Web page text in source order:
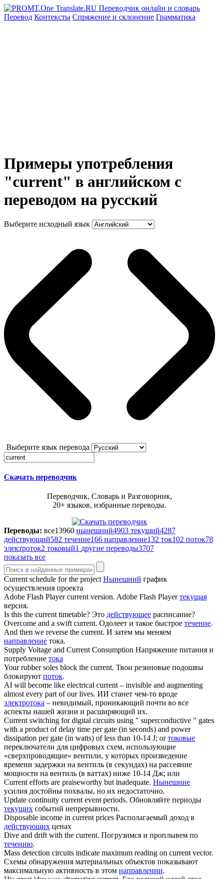
Перевод Контексты Спряжение и склонение Грамматика
Примеры употребления
"current" в английском с
переводом на русский
Выберите исходный язык
Выберите язык перевода
Скачать переводчик
Переводчик, Словарь и Разговорник,
20+ языков, избранные переводы.
Переводы: все13960 нынешний4903 текущий4287
действующий582 течение166 направление132 ток102 поток78
электроток2 токовый1 другие переводы3707
показать все
Currentschedule for the project Нынешний график
осуществления проекта
Adobe Flash Playercurrentversion. Adobe Flash Playerтекущая
версия.
Is this the currenttimetable? Это действующее расписание?
Overcome and a swiftcurrent. Одолеет и такое быстрое течение.
And then we reverse the current. И затем мы меняем
направление тока.
Supply Voltage and CurrentConsumption Напряжение питания и
потребление тока
Your rubber soles block the current. Твои резиновые подошвы
блокируют поток.
AI will become like electrical current– invisible and augmenting
almost every part of our lives. ИИ станет чем-то вроде
электротока – невидимый, проникающий почти во все
аспекты нашей жизни и расширяющий их.
Currentswitching for digital circuits using " superconductive " gates
with a product of delay time per gate (in seconds) and power
dissipation per gate (in watts) of less than 10-14 J; or токовые
переключатели для цифровых схем, использующие
«сверхпроводящие» вентили, у которых произведение
времени задержки на вентиль (в секундах) на рассеяние
мощности на вентиль (в ваттах) ниже 10-14 Дж; или
Currentefforts are praiseworthy but inadequate. Нынешние
усилия достойны похвалы, но их недостаточно.
Update continuity currentevent periods. Обновляйте периоды
текущих событий непрерывности.
Disposable income in currentprices Располагаемый доход в
действующих ценах
Dive and drift with the current. Погрузимся и проплывем по
течению.
Mass detection circuits indicate maximum reading on currentvector.
Схемы обнаружения материальных объектов показывают
максимальную активность в этом направлении.